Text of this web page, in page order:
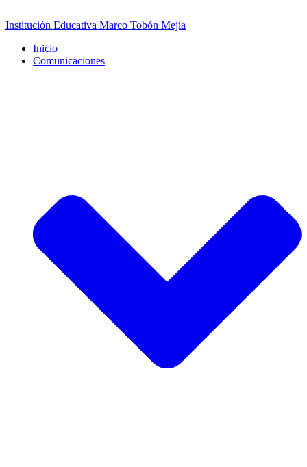
al
Institución Educativa Marco Tobón Mejía
Inicio
Comunicaciones